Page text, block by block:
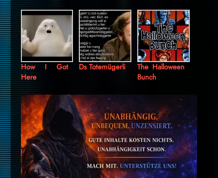
How I Got
Here
Ds Totemügerli
The Halloween
Bunch